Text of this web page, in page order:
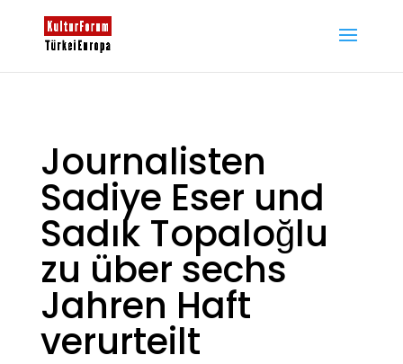
Journalisten
Sadiye Eser und
Sadık Topaloğlu
zu über sechs
Jahren Haft
verurteilt